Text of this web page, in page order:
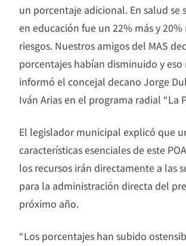
un porcentaje adicional. En salud se
en educación fue un 22% más y 20%
riesgos. Nuestros amigos del MAS
porcentajes habían disminuido y eso
informó el concejal decano Jorge
Iván Arias en el programa radial “La
El legislador municipal explicó que
características esenciales de este
los recursos irán directamente a las
para la administración directa del
próximo año.
“Los porcentajes han subido